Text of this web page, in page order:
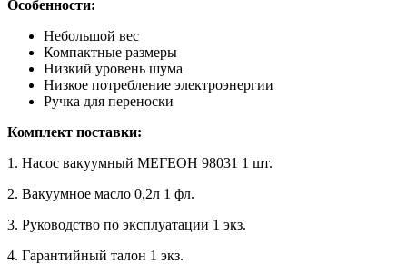
Особенности:
Небольшой вес
Компактные размеры
Низкий уровень шума
Низкое потребление электроэнергии
Ручка для переноски
Комплект поставки:
1. Насос вакуумный МЕГЕОН 98031 1 шт.
2. Вакуумное масло 0,2л 1 фл.
3. Руководство по эксплуатации 1 экз.
4. Гарантийный талон 1 экз.